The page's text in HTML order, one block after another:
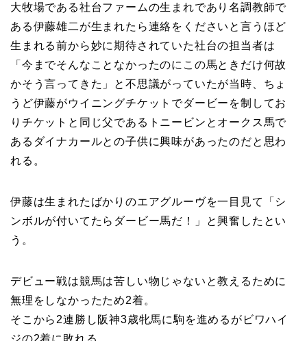
大牧場である社台ファームの生まれであり名調教師で
ある伊藤雄二が生まれたら連絡をくださいと言うほど
生まれる前から妙に期待されていた社台の担当者は
「今までそんなことなかったのにこの馬ときだけ何故
かそう言ってきた」と不思議がっていたが当時、ちょ
うど伊藤がウイニングチケットでダービーを制してお
りチケットと同じ父であるトニービンとオークス馬で
あるダイナカールとの子供に興味があったのだと思わ
れる。
伊藤は生まれたばかりのエアグルーヴを一目見て「シ
ンボルが付いてたらダービー馬だ！」と興奮したとい
う。
デビュー戦は競馬は苦しい物じゃないと教えるために
無理をしなかったため2着。
そこから2連勝し阪神3歳牝馬に駒を進めるがビワハイ
ジの2着に敗れる。